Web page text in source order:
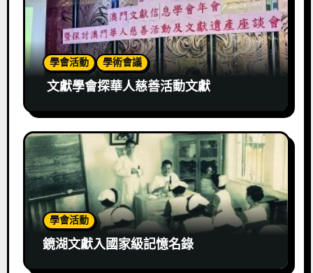
學會活動 學術會議
文獻學會探華人慈善活動文獻
學會活動
鏡湖文獻入國家級記憶名錄